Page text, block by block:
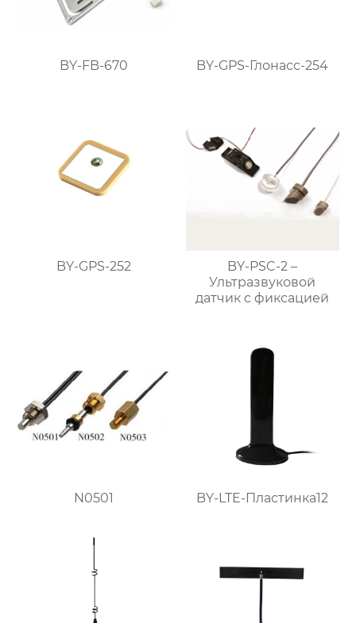
BY-FB-670 BY-GPS-Глонасс-254
BY-GPS-252
BY-PSC-2 –
Ультразвуковой
датчик с фиксацией
N0501 BY-LTE-Пластинка12